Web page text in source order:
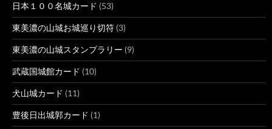
日本１００名城カード (53)
東美濃の山城お城巡り切符 (3)
東美濃の山城スタンプラリー (9)
武蔵国城館カード (10)
犬山城カード (11)
豊後日出城郭カード (1)